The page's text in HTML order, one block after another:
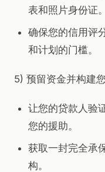
表和照片身份证。
确保您的信用评
和计划的门槛。
5) 预留资金并构建
让您的贷款人验
您的援助。
获取一封完全承
构。